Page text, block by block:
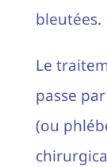
bleutées.
Le
passe
(ou